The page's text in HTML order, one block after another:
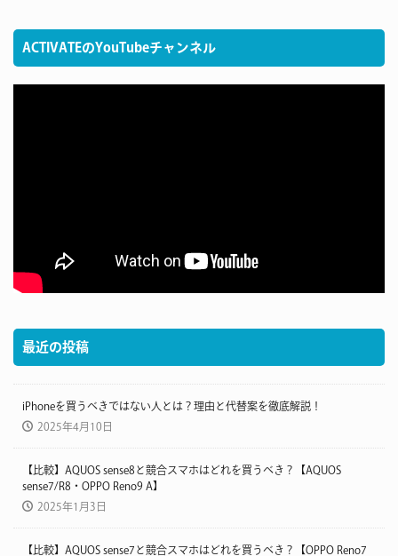
ACTIVATEのYouTubeチャンネル
最近の投稿
iPhoneを買うべきではない人とは？理由と代替案を徹底解説！
2025年4月10日
【比較】AQUOS sense8と競合スマホはどれを買うべき？【AQUOS
sense7/R8・OPPO Reno9 A】
2025年1月3日
【比較】AQUOS sense7と競合スマホはどれを買うべき？【OPPO Reno7